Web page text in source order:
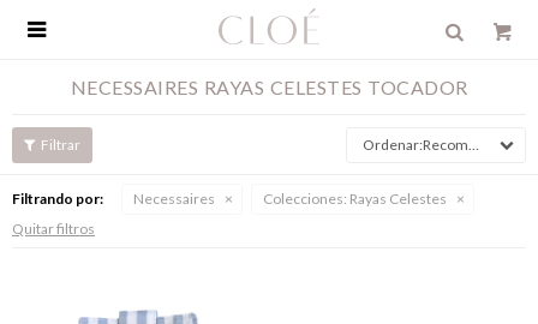

NECESSAIRES RAYAS CELESTES TOCADOR
Recomendados
Filtrando por: Necessaires Colecciones: Rayas Celestes
Quitar filtros